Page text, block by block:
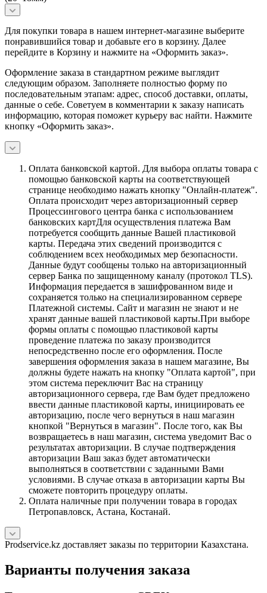
Для покупки товара в нашем интернет-магазине выберите
понравившийся товар и добавьте его в корзину. Далее
перейдите в Корзину и нажмите на «Оформить заказ».
Оформление заказа в стандартном режиме выглядит
следующим образом. Заполняете полностью форму по
последовательным этапам: адрес, способ доставки, оплаты,
данные о себе. Советуем в комментарии к заказу написать
информацию, которая поможет курьеру вас найти. Нажмите
кнопку «Оформить заказ».
Оплата банковской картой. Для выбора оплаты товара с
помощью банковской карты на соответствующей
странице необходимо нажать кнопку "Онлайн-платеж".
Оплата происходит через авторизационный сервер
Процессингового центра банка с использованием
банковских картДля осуществления платежа Вам
потребуется сообщить данные Вашей пластиковой
карты. Передача этих сведений производится с
соблюдением всех необходимых мер безопасности.
Данные будут сообщены только на авторизационный
сервер Банка по защищенному каналу (протокол TLS).
Информация передается в зашифрованном виде и
сохраняется только на специализированном сервере
Платежной системы. Сайт и магазин не знают и не
хранят данные вашей пластиковой карты.При выборе
формы оплаты с помощью пластиковой карты
проведение платежа по заказу производится
непосредственно после его оформления. После
завершения оформления заказа в нашем магазине, Вы
должны будете нажать на кнопку "Оплата картой", при
этом система переключит Вас на страницу
авторизационного сервера, где Вам будет предложено
ввести данные пластиковой карты, инициировать ее
авторизацию, после чего вернуться в наш магазин
кнопкой "Вернуться в магазин". После того, как Вы
возвращаетесь в наш магазин, система уведомит Вас о
результатах авторизации. В случае подтверждения
авторизации Ваш заказ будет автоматически
выполняться в соответствии с заданными Вами
условиями. В случае отказа в авторизации карты Вы
сможете повторить процедуру оплаты.
Оплата наличные при получении товара в городах
Петропавловск, Астана, Костанай.
Prodservice.kz доставляет заказы по территории Казахстана.
Варианты получения заказа